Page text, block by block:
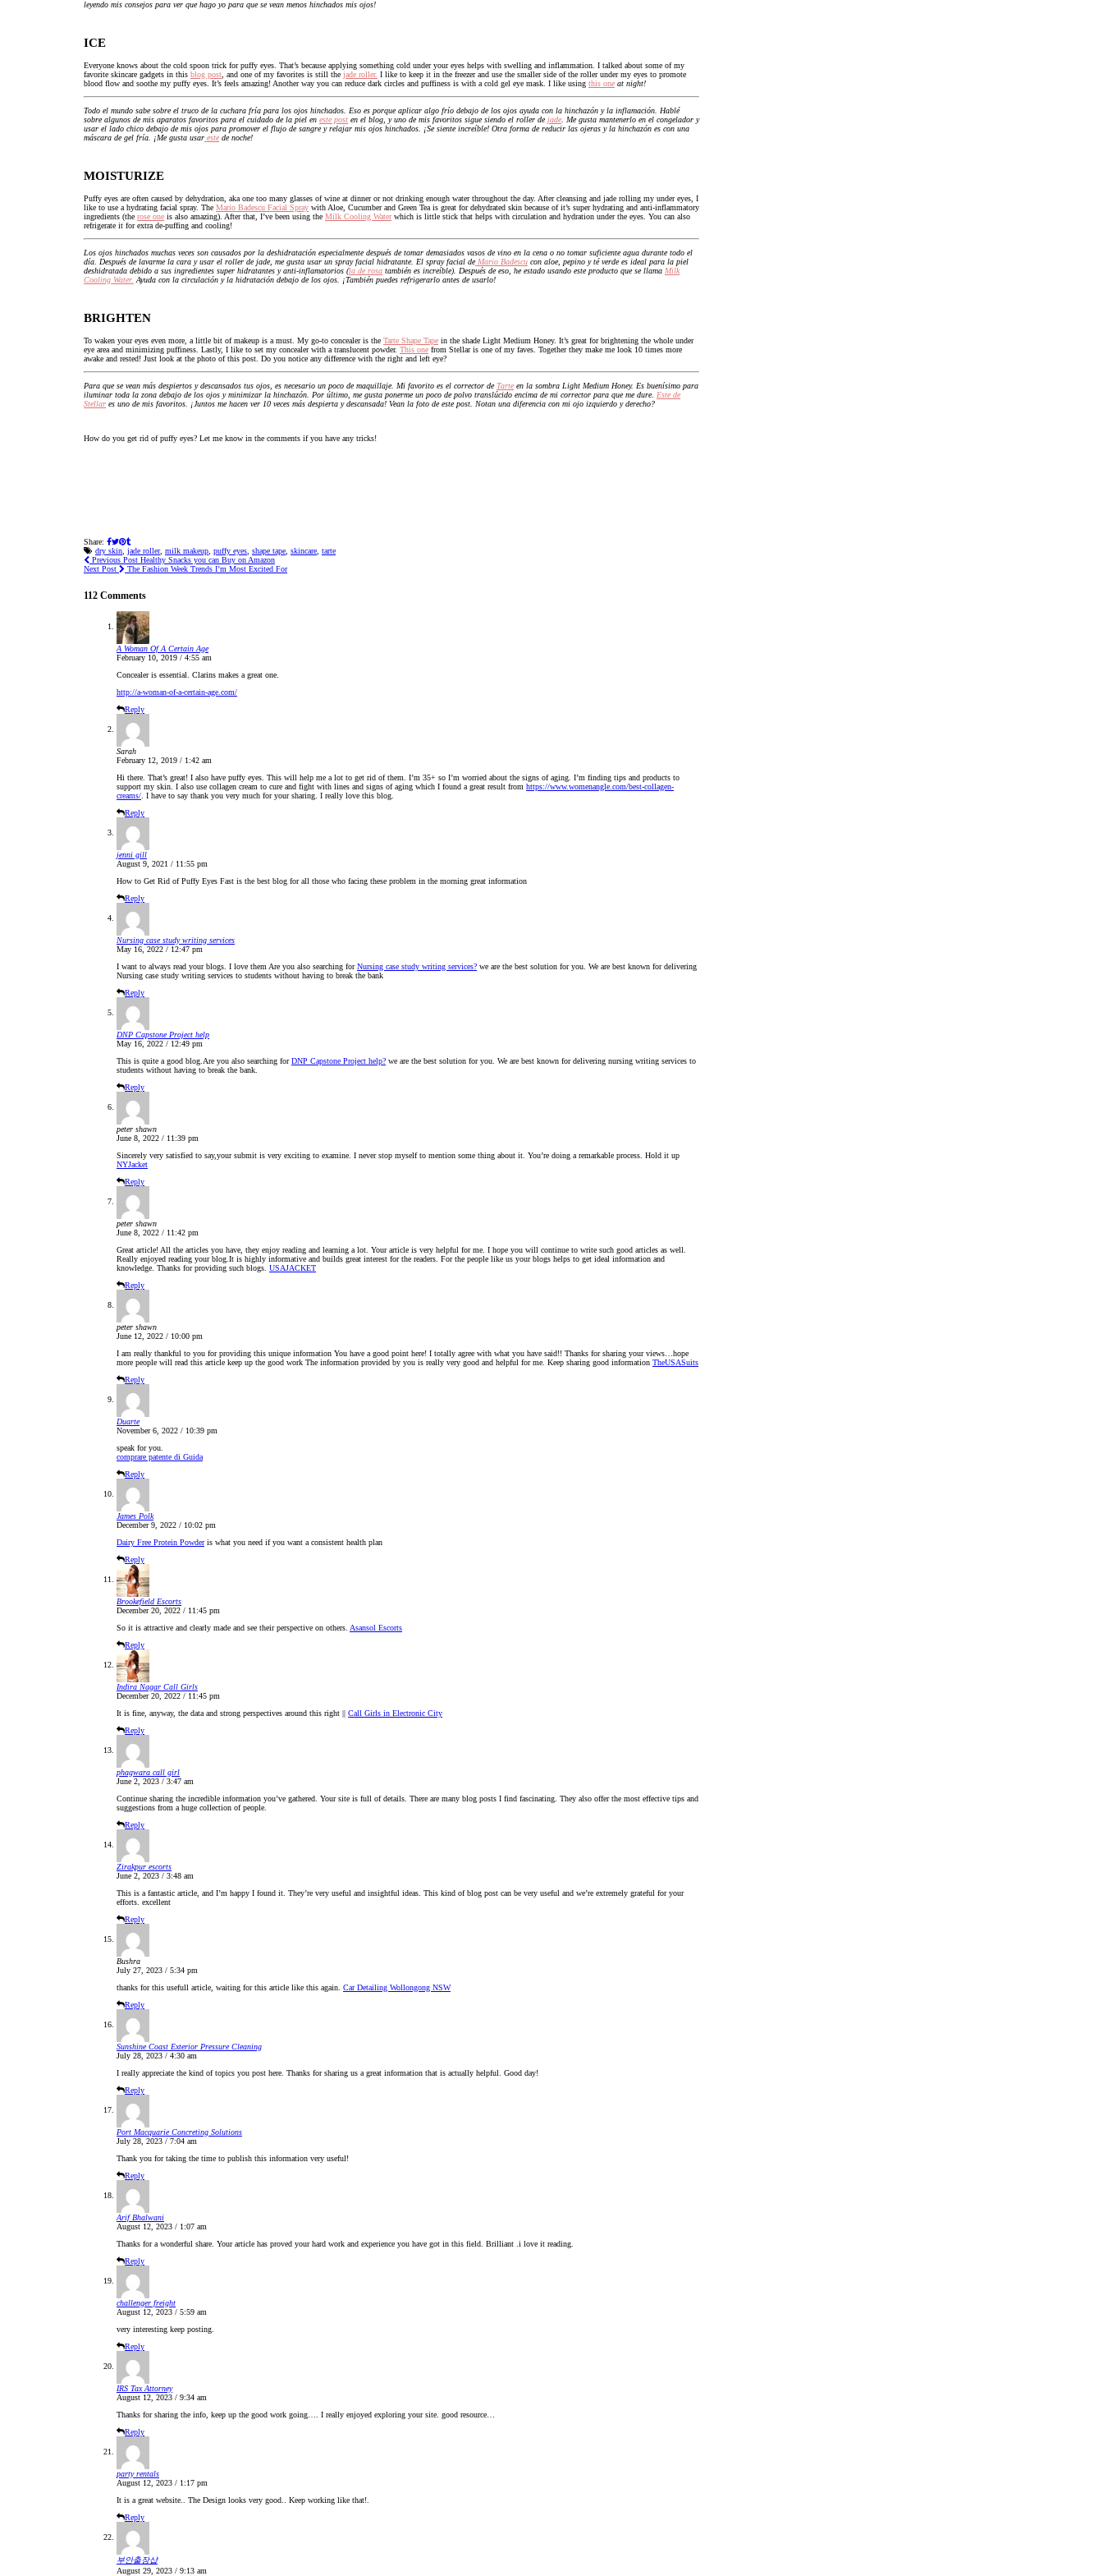
leyendo mis consejos para ver que hago yo para que se vean menos hinchados mis ojos!
ICE
Everyone knows about the cold spoon trick for puffy eyes. That’s because applying something cold under your eyes helps with swelling and inflammation. I talked about some of my
favorite skincare gadgets in this blog post , and one of my favorites is still the jade roller. I like to keep it in the freezer and use the smaller side of the roller under my eyes to promote
blood flow and soothe my puffy eyes. It’s feels amazing! Another way you can reduce dark circles and puffiness is with a cold gel eye mask. I like using this one at night!
Todo el mundo sabe sobre el truco de la cuchara fría para los ojos hinchados. Eso es porque aplicar algo frío debajo de los ojos ayuda con la hinchazón y la inflamación. Hablé
sobre algunos de mis aparatos favoritos para el cuidado de la piel en este post en el blog, y uno de mis favoritos sigue siendo el roller de jade . Me gusta mantenerlo en el congelador y
usar el lado chico debajo de mis ojos para promover el flujo de sangre y relajar mis ojos hinchados. ¡Se siente increíble! Otra forma de reducir las ojeras y la hinchazón es con una
máscara de gel fría. ¡Me gusta usar este de noche!
MOISTURIZE
Puffy eyes are often caused by dehydration, aka one too many glasses of wine at dinner or not drinking enough water throughout the day. After cleansing and jade rolling my under eyes, I
like to use a hydrating facial spray. The Mario Badescu Facial Spray with Aloe, Cucumber and Green Tea is great for dehydrated skin because of it’s super hydrating and anti-inflammatory
ingredients (the rose one is also amazing). After that, I’ve been using the Milk Cooling Waterwhich is little stick that helps with circulation and hydration under the eyes. You can also
refrigerate it for extra de-puffing and cooling!
Los ojos hinchados muchas veces son causados por la deshidratación especialmente después de tomar demasiados vasos de vino en la cena o no tomar suficiente agua durante todo el
día. Después de lavarme la cara y usar el roller de jade, me gusta usar un spray facial hidratante. El spray facial deMario Badescu con aloe, pepino y té verde es ideal para la piel
deshidratada debido a sus ingredientes super hidratantes y anti-inflamatorios (la de rosa también es increíble). Después de eso, he estado usando este producto que se llama Milk
Cooling Water. Ayuda con la circulación y la hidratación debajo de los ojos. ¡También puedes refrigerarlo antes de usarlo!
BRIGHTEN
To waken your eyes even more, a little bit of makeup is a must. My go-to concealer is the Tarte Shape Tape in the shade Light Medium Honey. It’s great for brightening the whole under
eye area and minimizing puffiness. Lastly, I like to set my concealer with a translucent powder. This one from Stellar is one of my faves. Together they make me look 10 times more
awake and rested! Just look at the photo of this post. Do you notice any difference with the right and left eye?
Para que se vean más despiertos y descansados tus ojos, es necesario un poco de maquillaje. Mi favorito es el corrector deTarte en la sombra Light Medium Honey. Es buenísimo para
iluminar toda la zona debajo de los ojos y minimizar la hinchazón. Por último, me gusta ponerme un poco de polvo translúcido encima de mi corrector para que me dure. Este de
Stellar es uno de mis favoritos. ¡Juntos me hacen ver 10 veces más despierta y descansada! Vean la foto de este post. Notan una diferencia con mi ojo izquierdo y derecho?
How do you get rid of puffy eyes? Let me know in the comments if you have any tricks!
Share:
dry skin jade roller, milk makeup puffy eyes shape tape skincare tarte
Previous Post Healthy Snacks you can Buy on Amazon
Next Post
The Fashion Week Trends I’m Most Excited For
112 Comments
A Woman Of A Certain Age
February 10, 2019 / 4:55 am
Concealer is essential. Clarins makes a great one.
http://a-woman-of-a-certain-age.com/
Reply
Sarah
February 12, 2019 / 1:42 am
Hi there. That’s great! I also have puffy eyes. This will help me a lot to get rid of them. I’m 35+ so I’m worried about the signs of aging. I’m finding tips and products to
support my skin. I also use collagen cream to cure and fight with lines and signs of aging which I found a great result from https://www.womenangle.com/best-collagen-
creams/ . I have to say thank you very much for your sharing. I really love this blog.
Reply
jenni gill
August 9, 2021 / 11:55 pm
How to Get Rid of Puffy Eyes Fast is the best blog for all those who facing these problem in the morning great information
Reply
Nursing case study writing services
May 16, 2022 / 12:47 pm
I want to always read your blogs. I love them Are you also searching forNursing case study writing services? we are the best solution for you. We are best known for delivering
Nursing case study writing services to students without having to break the bank
Reply
DNP Capstone Project help
May 16, 2022 / 12:49 pm
This is quite a good blog.Are you also searching forDNP Capstone Project help? we are the best solution for you. We are best known for delivering nursing writing services to
students without having to break the bank.
Reply
peter shawn
June 8, 2022 / 11:39 pm
Sincerely very satisfied to say,your submit is very exciting to examine. I never stop myself to mention some thing about it. You’re doing a remarkable process. Hold it up
NYJacket
Reply
peter shawn
June 8, 2022 / 11:42 pm
Great article! All the articles you have, they enjoy reading and learning a lot. Your article is very helpful for me. I hope you will continue to write such good articles as well.
Really enjoyed reading your blog.It is highly informative and builds great interest for the readers. For the people like us your blogs helps to get ideal information and
knowledge. Thanks for providing such blogs. USAJACKET
Reply
peter shawn
June 12, 2022 / 10:00 pm
I am really thankful to you for providing this unique information You have a good point here! I totally agree with what you have said!! Thanks for sharing your views…hope
more people will read this article keep up the good work The information provided by you is really very good and helpful for me. Keep sharing good information TheUSASuits
Reply
Duarte
November 6, 2022 / 10:39 pm
speak for you.
comprare patente di Guida
Reply
James Polk
December 9, 2022 / 10:02 pm
Dairy Free Protein Powderis what you need if you want a consistent health plan
Reply
Brookefield Escorts
December 20, 2022 / 11:45 pm
So it is attractive and clearly made and see their perspective on others. Asansol Escorts
Reply
Indira Nagar Call Girls
December 20, 2022 / 11:45 pm
It is fine, anyway, the data and strong perspectives around this right || Call Girls in Electronic City
Reply
phagwara call girl
June 2, 2023 / 3:47 am
Continue sharing the incredible information you’ve gathered. Your site is full of details. There are many blog posts I find fascinating. They also offer the most effective tips and
suggestions from a huge collection of people.
Reply
Zirakpur escorts
June 2, 2023 / 3:48 am
This is a fantastic article, and I’m happy I found it. They’re very useful and insightful ideas. This kind of blog post can be very useful and we’re extremely grateful for your
efforts. excellent
Reply
Bushra
July 27, 2023 / 5:34 pm
thanks for this usefull article, waiting for this article like this again. Car Detailing Wollongong NSW
Reply
Sunshine Coast Exterior Pressure Cleaning
July 28, 2023 / 4:30 am
I really appreciate the kind of topics you post here. Thanks for sharing us a great information that is actually helpful. Good day!
Reply
Port Macquarie Concreting Solutions
July 28, 2023 / 7:04 am
Thank you for taking the time to publish this information very useful!
Reply
Arif Bhalwani
August 12, 2023 / 1:07 am
Thanks for a wonderful share. Your article has proved your hard work and experience you have got in this field. Brilliant .i love it reading.
Reply
challenger freight
August 12, 2023 / 5:59 am
very interesting keep posting.
Reply
IRS Tax Attorney
August 12, 2023 / 9:34 am
Thanks for sharing the info, keep up the good work going…. I really enjoyed exploring your site. good resource…
Reply
party rentals
August 12, 2023 / 1:17 pm
It is a great website.. The Design looks very good.. Keep working like that!.
Reply
부안출장샵
August 29, 2023 / 9:13 am